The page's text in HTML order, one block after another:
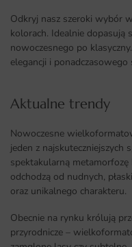
Odkryj nasz szeroki wybór
kolorach. Idealnie dopasują
nowoczesnego po
elegancji i
Aktualne trendy​
Nowoczesne
jeden z najskuteczniejszych
spektakularną metamorfozę
odchodzą od nudnych,
oraz unikalnego charakteru.
Obecnie na rynku królują
przyrodnicze –